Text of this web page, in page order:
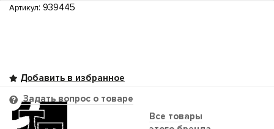
Артикул: 939445
Все товары
Задать вопрос о товаре